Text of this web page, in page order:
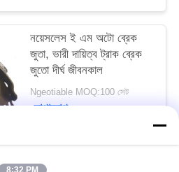
নয়েসলেস ই এম অটো ব্রেক
জুতা, ভারী দায়িত্ব ট্রাক ব্রেক
জুতো দীর্ঘ জীবনকাল
Ngeotiable MOQ:100 সেট
যোগাযোগ
8:32 PM